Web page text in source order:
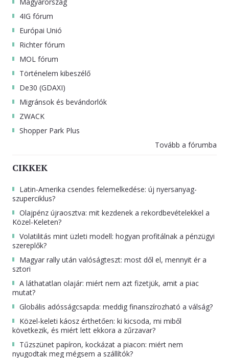
4IG fórum
Európai Unió
Richter fórum
MOL fórum
Történelem kibeszélő
De30 (GDAXI)
Migránsok és bevándorlók
ZWACK
Shopper Park Plus
Tovább a fórumba
CIKKEK
Latin-Amerika csendes felemelkedése: új nyersanyag-
szuperciklus?
Olajpénz újraosztva: mit kezdenek a rekordbevételekkel a
Közel-Keleten?
Volatilitás mint üzleti modell: hogyan profitálnak a pénzügyi
szereplők?
Magyar rally után valóságteszt: most dől el, mennyit ér a
sztori
A láthatatlan olajár: miért nem azt fizetjük, amit a piac
mutat?
Globális adósságcsapda: meddig finanszírozható a válság?
Közel-keleti káosz érthetően: ki kicsoda, mi miből
következik, és miért lett ekkora a zűrzavar?
Tűzszünet papíron, kockázat a piacon: miért nem
nyugodtak meg mégsem a szállítók?